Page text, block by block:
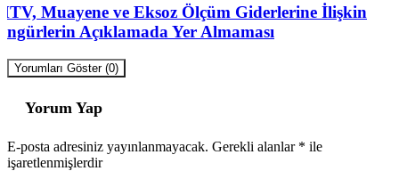
Muayene ve Eksoz Ölçüm Giderlerine İlişkin
Açıklamada Yer Almaması
Yorumları Göster (0)
Yorum Yap
E-posta adresiniz yayınlanmayacak. Gerekli alanlar * ile
işaretlenmişlerdir